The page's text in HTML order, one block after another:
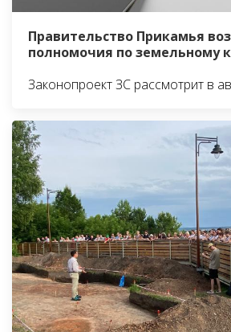
Правительство Прикамья
полномочия по земельному
Законопроект ЗС рассмотрит в